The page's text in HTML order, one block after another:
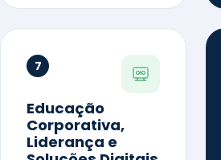
7
Educação
Corporativa,
Liderança e